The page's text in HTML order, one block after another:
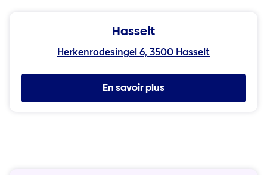
Hasselt
Herkenrodesingel 6, 3500 Hasselt
En savoir plus